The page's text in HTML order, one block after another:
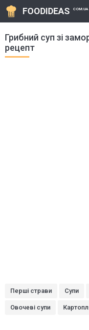
FOODIDEAS COM.UA
Грибний суп зі
рецепт
Перші страви Супи
Овочеві супи